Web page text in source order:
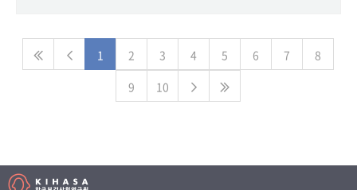
1 2 3 4 5 6 7
8
9
10